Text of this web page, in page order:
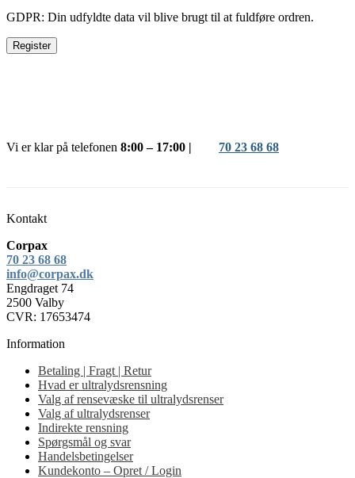
GDPR: Din udfyldte data vil blive brugt til at fuldføre ordren.
Register
Vi er klar på telefonen 8:00 – 17:00 | 70 23 68 68
Kontakt
Corpax
70 23 68 68
info@corpax.dk
Engdraget 74
2500 Valby
CVR: 17653474
Information
Betaling | Fragt | Retur
Hvad er ultralydsrensning
Valg af rensevæske til ultralydsrenser
Valg af ultralydsrenser
Indirekte rensning
Spørgsmål og svar
Handelsbetingelser
Kundekonto – Opret / Login